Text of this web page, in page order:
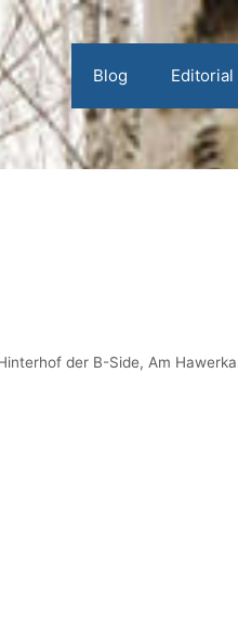
Blog Editorial
der B-Side, Am